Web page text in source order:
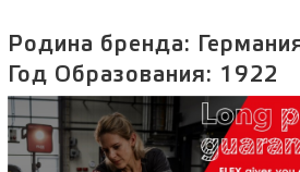
Родина бренда:
Год Образования: 1922